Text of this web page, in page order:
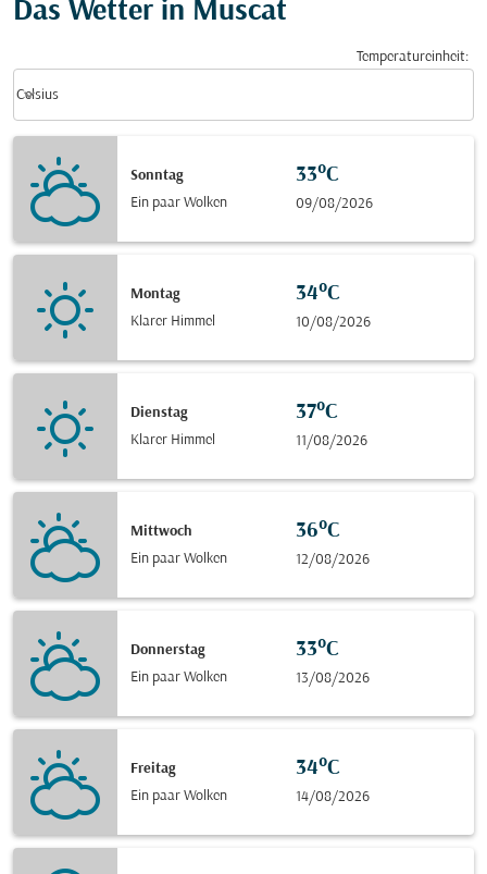
Das Wetter in Muscat
Temperatureinheit:
Celsius
keyboard_arrow_down
Sonntag
Ein paar Wolken
33°C
09/08/2026
Montag
Klarer Himmel
34°C
10/08/2026
Dienstag
Klarer Himmel
37°C
11/08/2026
Mittwoch
Ein paar Wolken
36°C
12/08/2026
Donnerstag
Ein paar Wolken
33°C
13/08/2026
Freitag
Ein paar Wolken
34°C
14/08/2026